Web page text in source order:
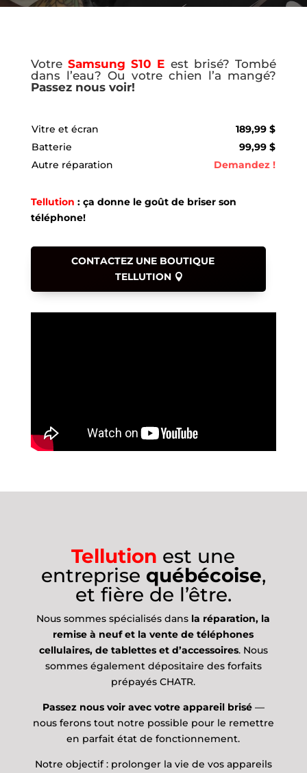
VotreSamsung S10 E est brisé? Tombé
dans l’eau? Ou votre chien l’a mangé?
Passez nous voir!
Vitre et écran
189,99 $
Batterie
99,99 $
Autre réparation
Demandez !
Tellution : ça donne le goût de briser son
téléphone!
CONTACTEZ UNE BOUTIQUE
TELLUTION
Tellution est une
entreprise québécoise,
et fière de l’être.
Nous sommes spécialisés dans la réparation, la
remise à neuf et la vente de téléphones
cellulaires, de tablettes et d’accessoires. Nous
sommes également dépositaire des forfaits
prépayés CHATR.
Passez nous voir avec votre appareil brisé—
nous ferons tout notre possible pour le remettre
en parfait état de fonctionnement.
Notre objectif : prolonger la vie de vos appareils